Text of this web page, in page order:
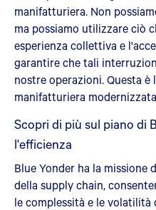
manifatturiera. Non
ma possiamo utilizzare ciò
esperienza collettiva e
garantire che tali
nostre operazioni. Questa
manifatturiera
Scopri di più sul piano di
l'efficienza
Blue Yonder ha la missione
della supply chain,
le complessità e le volatilità